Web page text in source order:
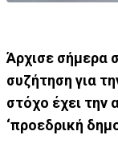
Άρχισε σήμερα
συζήτηση για
στόχο έχει την
‘προεδρική